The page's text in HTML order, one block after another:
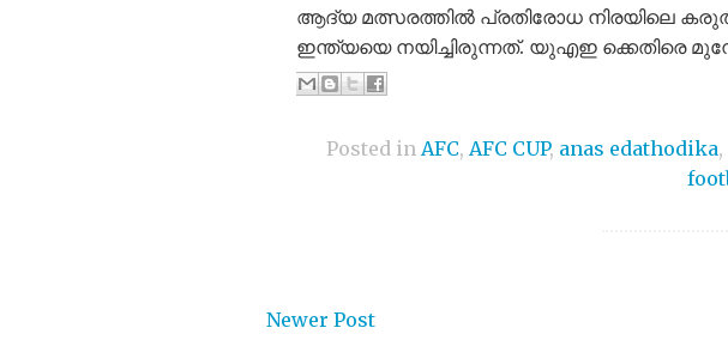
ആദ്യ മത്സരത്തിൽ പ്രതിരോധ നിരയിലെ
ഇന്ത്യയെ നയിച്ചിരുന്നത്. യുഎഇ ക്കെതിരെ
Posted in AFC, AFC CUP, anas edathodika,
Newer Post